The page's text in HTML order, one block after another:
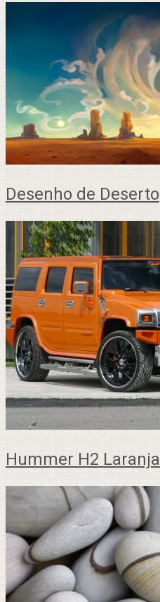
Desenho de Deserto
Hummer H2 Laranja